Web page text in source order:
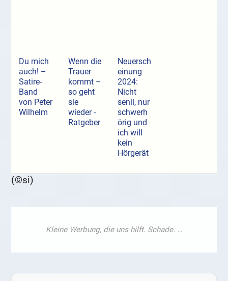
Du mich
auch! –
Satire-
Band
von Peter
Wilhelm
Wenn die
Trauer
kommt –
so geht
sie
wieder -
Ratgeber
Neuersch
einung
2024:
Nicht
senil, nur
schwerh
örig und
ich will
kein
Hörgerät
(©si)